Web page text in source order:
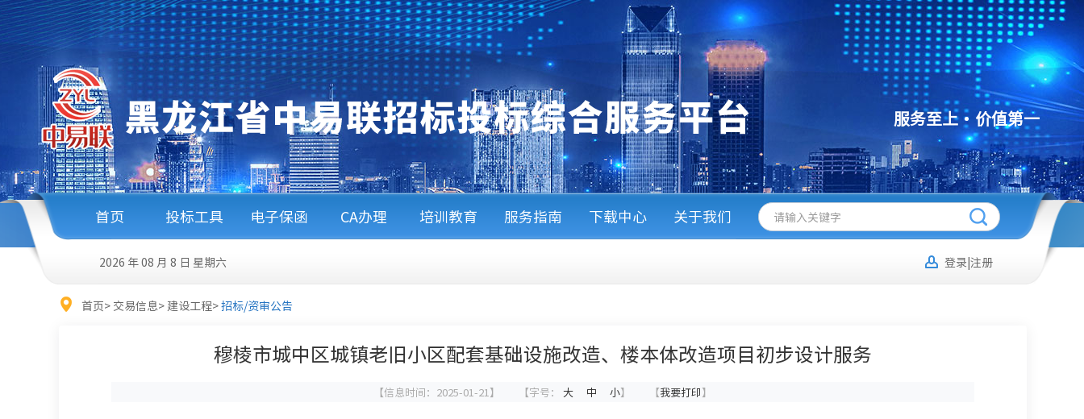
服务至上 价值第一
首页 投标工具 电子保函 CA办理 培训教育 服务指南 下载中心 关于我们
2026 年 08 月 8 日 星期六 登录|注册
首页> 交易信息> 建设工程>招标/资审公告
穆棱市城中区城镇老旧小区配套基础设施改造、楼本体改造项目初步设计服务
【信息时间：2025-01-21】 【字号： 大 中 小】 【我要打印】